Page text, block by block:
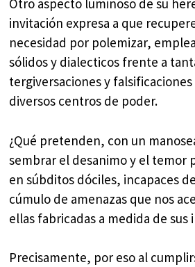
Otro aspecto luminoso de su
invitación expresa a que
necesidad por polemizar,
sólidos y dialecticos frente a
tergiversaciones y
diversos centros de poder.
¿Qué pretenden, con un
sembrar el desanimo y el temor
en súbditos dóciles, incapaces
cúmulo de amenazas que nos
ellas fabricadas a medida de sus
Precisamente, por eso al